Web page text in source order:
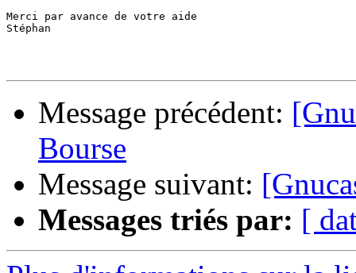
Merci par avance de votre aide
Stéphan
Message précédent:
Bourse
Message suivant:
Messages triés par: [